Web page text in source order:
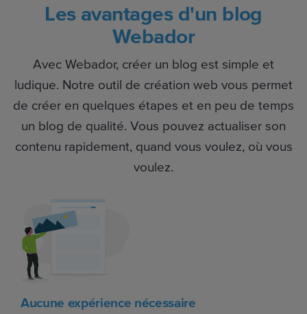
Les avantages d'un blog
Webador
Avec Webador, créer un blog est simple et
ludique. Notre outil de création web vous permet
de créer en quelques étapes et en peu de temps
un blog de qualité. Vous pouvez actualiser son
contenu rapidement, quand vous voulez, où vous
voulez.
Aucune expérience nécessaire